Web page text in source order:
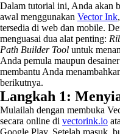
Dalam tutorial ini, Anda akan
awal menggunakan Vector Ink
tersedia di web dan mobile.
menguasai dua alat penting:
Path Builder Tool untuk
Anda pemula maupun
membantu Anda
berikutnya.
Langkah 1:
Mulailah dengan membuka
secara online di vectorink.io
Google Play. Setelah masuk,